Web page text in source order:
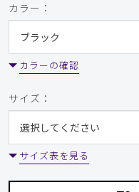
カラー：
カラーの確認
サイズ：
サイズ表を見る